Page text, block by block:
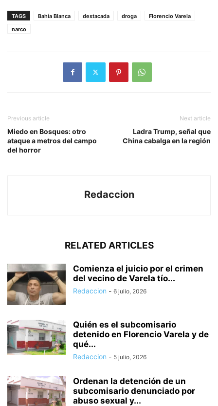
TAGS Bahía Blanca destacada droga
Florencio Varela
narco
Previous article
Miedo en Bosques: otro
ataque a metros del campo
del horror
Next article
Ladra Trump, señal que
China cabalga en la región
Redaccion
RELATED ARTICLES
Comienza el juicio por el crimen
del vecino de Varela tío...
Redaccion - 6 julio, 2026
Quién es el subcomisario
detenido en Florencio Varela y de
qué...
Redaccion - 5 julio, 2026
Ordenan la detención de un
subcomisario denunciado por
abuso sexual y...